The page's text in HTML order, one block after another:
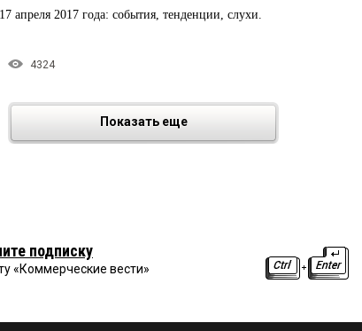
апреля 2017 года: события, тенденции, слухи.
4324
Показать еще
подписку
«Коммерческие вести»